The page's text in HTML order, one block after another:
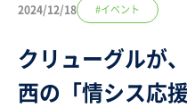
2024/12/18 #イベント
クリューグルが
西の「情シス応